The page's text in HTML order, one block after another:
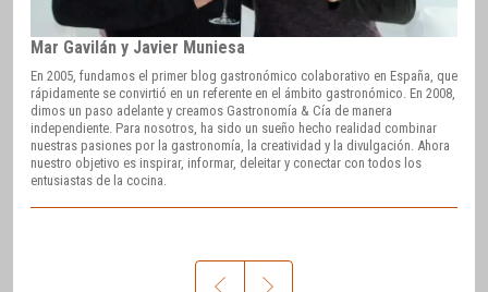
Mar Gavilán y Javier Muniesa
En 2005, fundamos el primer blog gastronómico colaborativo en España, que
rápidamente se convirtió en un referente en el ámbito gastronómico. En 2008,
dimos un paso adelante y creamos Gastronomía & Cía de manera
independiente. Para nosotros, ha sido un sueño hecho realidad combinar
nuestras pasiones por la gastronomía, la creatividad y la divulgación. Ahora
nuestro objetivo es inspirar, informar, deleitar y conectar con todos los
entusiastas de la cocina.